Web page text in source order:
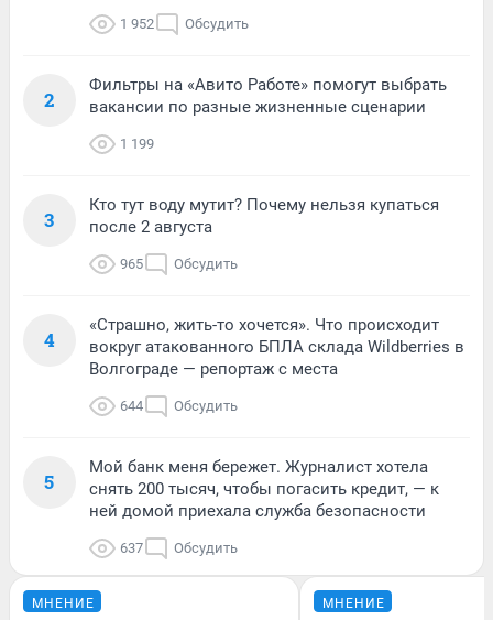
1 952 Обсудить
2
Фильтры на «Авито Работе» помогут выбрать
вакансии по разные жизненные сценарии
1 199
3
Кто тут воду мутит? Почему нельзя купаться
после 2 августа
965 Обсудить
4
«Страшно, жить-то хочется». Что происходит
вокруг атакованного БПЛА склада Wildberries в
Волгограде — репортаж с места
644 Обсудить
5
Мой банк меня бережет. Журналист хотела
снять 200 тысяч, чтобы погасить кредит, — к
ней домой приехала служба безопасности
637 Обсудить
МНЕНИЕ МНЕНИЕ